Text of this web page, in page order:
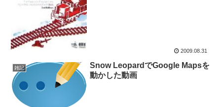
2009.08.31
雑記
Snow LeopardでGoogle Mapsを
動かした動画